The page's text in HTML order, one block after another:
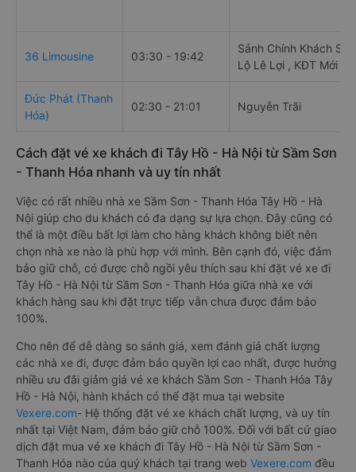
36 Limousine 03:30 - 19:42
Sảnh Chính Khách
Lộ Lê Lợi , KĐT Mới
Đức Phát (Thanh
Hóa)
02:30 - 21:01 Nguyễn Trãi
Cách đặt vé xe khách đi Tây Hồ - Hà Nội từ Sầm Sơn
- Thanh Hóa nhanh và uy tín nhất
Việc có rất nhiều nhà xe Sầm Sơn - Thanh Hóa Tây Hồ - Hà
Nội giúp cho du khách có đa dạng sự lựa chọn. Đây cũng có
thể là một điều bất lợi làm cho hàng khách không biết nên
chọn nhà xe nào là phù hợp với mình. Bên cạnh đó, việc đảm
bảo giữ chỗ, có được chỗ ngồi yêu thích sau khi đặt vé xe đi
Tây Hồ - Hà Nội từ Sầm Sơn - Thanh Hóa giữa nhà xe với
khách hàng sau khi đặt trực tiếp vẫn chưa được đảm bảo
100%.
Cho nên để dễ dàng so sánh giá, xem đánh giá chất lượng
các nhà xe đi, được đảm bảo quyền lợi cao nhất, được hưởng
nhiều ưu đãi giảm giá vé xe khách Sầm Sơn - Thanh Hóa Tây
Hồ - Hà Nội, hành khách có thể đặt mua tại website
Vexere.com- Hệ thống đặt vé xe khách chất lượng, và uy tín
nhất tại Việt Nam, đảm bảo giữ chỗ 100%. Đối với bất cứ giao
dịch đặt mua vé xe khách đi Tây Hồ - Hà Nội từ Sầm Sơn -
Thanh Hóa nào của quý khách tại trang web Vexere.com đều